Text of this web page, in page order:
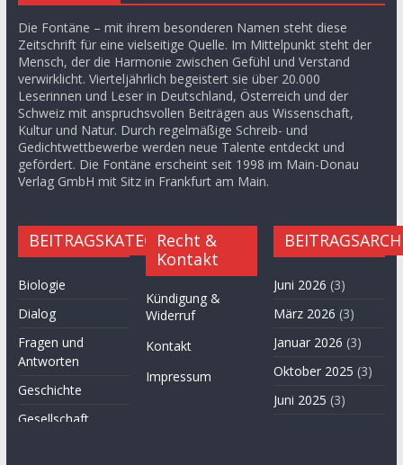
Die Fontäne – mit ihrem besonderen Namen steht diese
Zeitschrift für eine vielseitige Quelle. Im Mittelpunkt steht der
Mensch, der die Harmonie zwischen Gefühl und Verstand
verwirklicht. Vierteljährlich begeistert sie über 20.000
Leserinnen und Leser in Deutschland, Österreich und der
Schweiz mit anspruchsvollen Beiträgen aus Wissenschaft,
Kultur und Natur. Durch regelmäßige Schreib- und
Gedichtwettbewerbe werden neue Talente entdeckt und
gefördert. Die Fontäne erscheint seit 1998 im Main-Donau
Verlag GmbH mit Sitz in Frankfurt am Main.
BEITRAGSKATEGORIEN
Biologie
Dialog
Fragen und
Antworten
Geschichte
Gesellschaft
Recht &
Kontakt
Kündigung &
Widerruf
Kontakt
Impressum
Juni 2026 (3)
März 2026 (3)
Januar 2026 (3)
Oktober 2025 (3)
Juni 2025 (3)